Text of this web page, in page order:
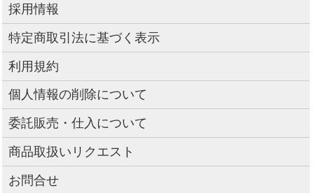
採用情報
特定商取引法に基づく表示
利用規約
個人情報の削除について
委託販売・仕入について
商品取扱いリクエスト
お問合せ